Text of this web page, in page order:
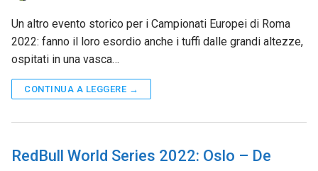
Un altro evento storico per i Campionati Europei di Roma
2022: fanno il loro esordio anche i tuffi dalle grandi altezze,
ospitati in una vasca…
CONTINUA A LEGGERE →
RedBull World Series 2022: Oslo – De